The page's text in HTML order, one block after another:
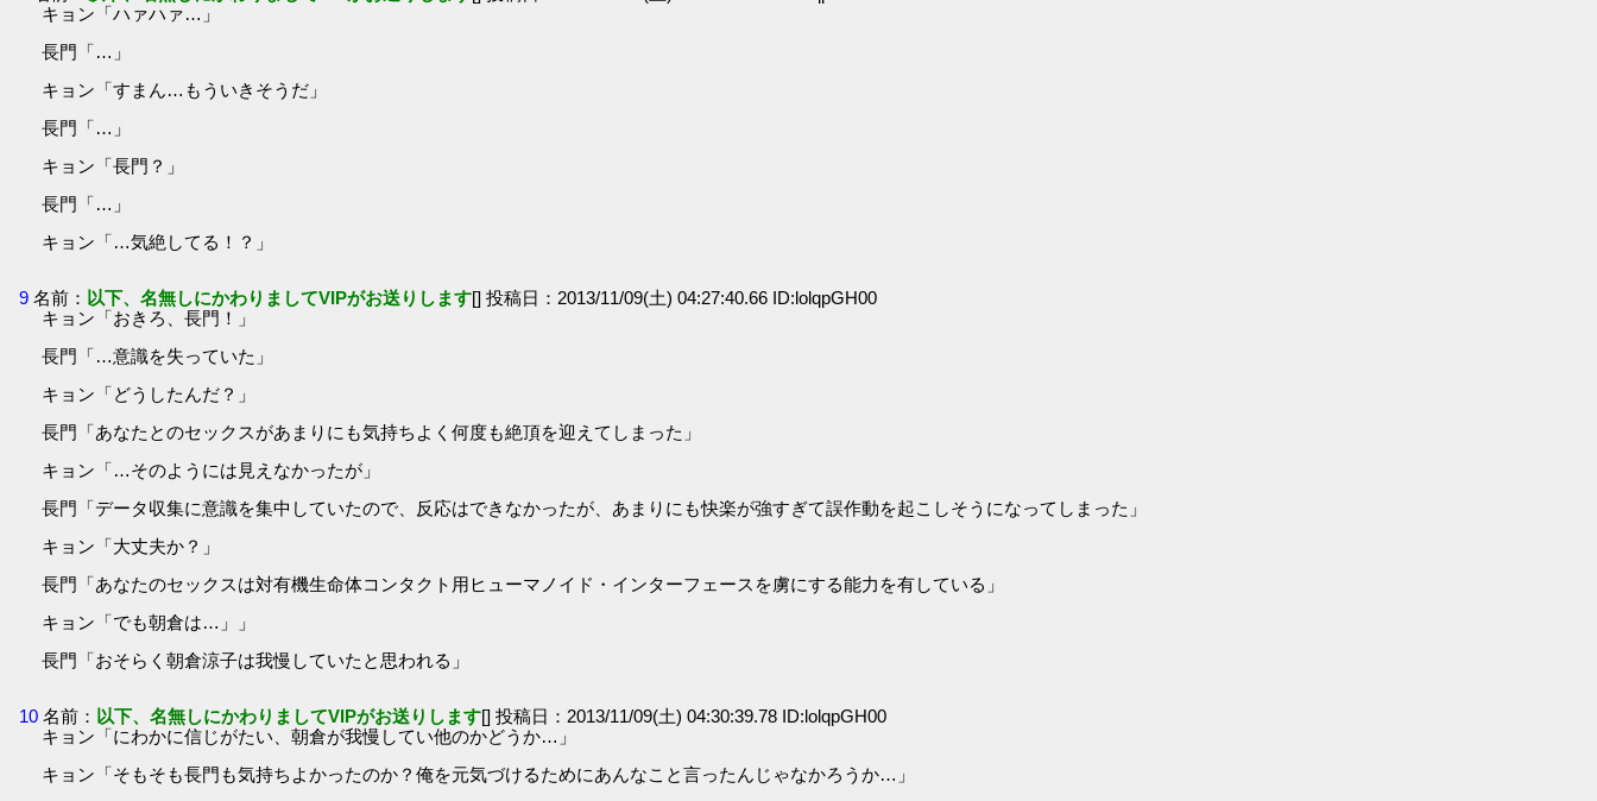
キョン「ハァハァ…」
長門「…」
キョン「すまん…もういきそうだ」
長門「…」
キョン「長門？」
長門「…」
キョン「…気絶してる！？」
9 名前： 以下、名無しにかわりましてVIPがお送りします[] 投稿日：2013/11/09(土) 04:27:40.66 ID:lolqpGH00
キョン「おきろ、長門！」
長門「…意識を失っていた」
キョン「どうしたんだ？」
長門「あなたとのセックスがあまりにも気持ちよく何度も絶頂を迎えてしまった」
キョン「…そのようには見えなかったが」
長門「データ収集に意識を集中していたので、反応はできなかったが、あまりにも快楽が強すぎて誤作動を起こしそうになってしまった」
キョン「大丈夫か？」
長門「あなたのセックスは対有機生命体コンタクト用ヒューマノイド・インターフェースを虜にする能力を有している」
キョン「でも朝倉は…」」
長門「おそらく朝倉涼子は我慢していたと思われる」
10 名前： 以下、名無しにかわりましてVIPがお送りします[] 投稿日：2013/11/09(土) 04:30:39.78 ID:lolqpGH00
キョン「にわかに信じがたい、朝倉が我慢してい他のかどうか…」
キョン「そもそも長門も気持ちよかったのか？俺を元気づけるためにあんなこと言ったんじゃなかろうか…」